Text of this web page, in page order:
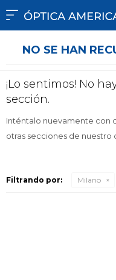

NO SE HAN
¡Lo sentimos! No
sección.
Inténtalo nuevamente con
otras secciones de nuestro
Filtrando por: Milano